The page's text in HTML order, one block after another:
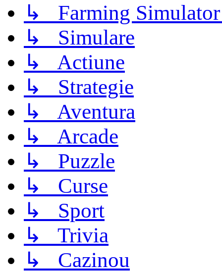
↳ Farming
↳ Simulare
↳ Actiune
↳ Strategie
↳ Aventura
↳ Arcade
↳ Puzzle
↳ Curse
↳ Sport
↳ Trivia
↳ Cazinou